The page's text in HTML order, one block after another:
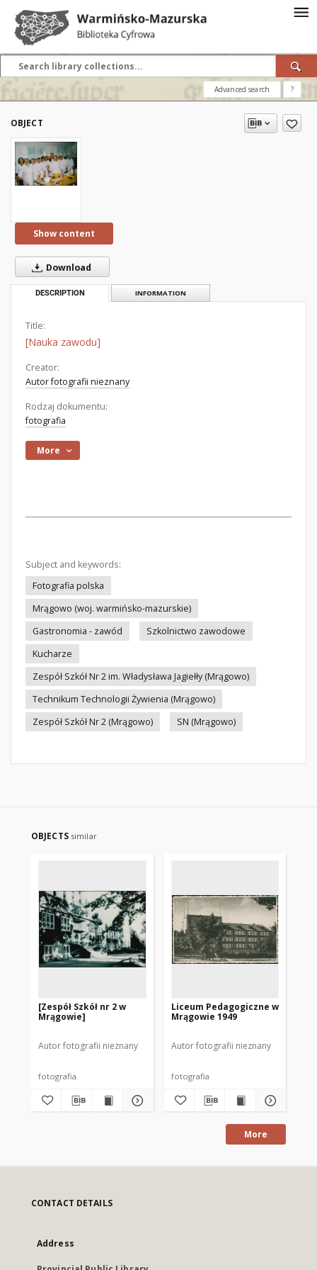
Advanced search ?
OBJECT
Show content
Download
DESCRIPTION INFORMATION
Title:
[Nauka zawodu]
Creator:
Autor fotografii nieznany
Rodzaj dokumentu:
fotografia
More
Subject and keywords:
Fotografia polska
Mrągowo (woj. warmińsko-mazurskie)
Gastronomia - zawód
Szkolnictwo zawodowe
Kucharze
Zespół Szkół Nr 2 im. Władysława Jagiełły (Mrągowo)
Technikum Technologii Żywienia (Mrągowo)
Zespół Szkół Nr 2 (Mrągowo)
SN (Mrągowo)
OBJECTS similar
[Zespół Szkół nr 2 w
Mrągowie]
Autor fotografii nieznany
fotografia
Liceum Pedagogiczne w
Mrągowie 1949
Autor fotografii nieznany
fotografia
More
CONTACT DETAILS
Address